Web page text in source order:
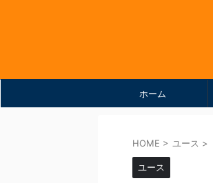
ホーム
HOME > ユース >
ユース